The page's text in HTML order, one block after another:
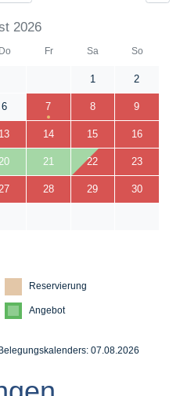
2026
Do Fr Sa So
1 2
6 7 8 9
13 14 15 16
21 22 23
28 29 30
Reservierung
Angebot
07.08.2026